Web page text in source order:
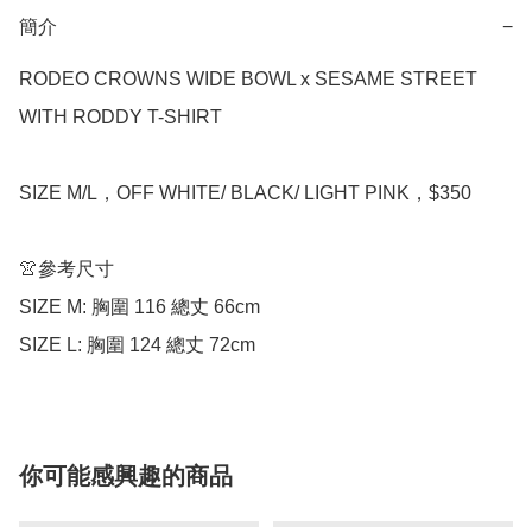
簡介 −
RODEO CROWNS WIDE BOWL x SESAME STREET
WITH RODDY T-SHIRT
SIZE M/L，OFF WHITE/ BLACK/ LIGHT PINK，$350
👚參考尺寸
SIZE M: 胸圍 116 總丈 66cm
SIZE L: 胸圍 124 總丈 72cm
你可能感興趣的商品